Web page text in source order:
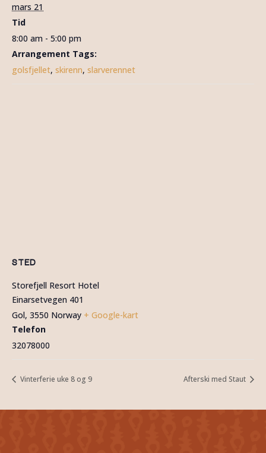
mars 21
Tid
8:00 am - 5:00 pm
Arrangement Tags:
golsfjellet, skirenn, slarverennet
STED
Storefjell Resort Hotel
Einarsetvegen 401
Gol, 3550 Norway + Google-kart
Telefon
32078000
Vinterferie uke 8 og 9 Afterski med Staut